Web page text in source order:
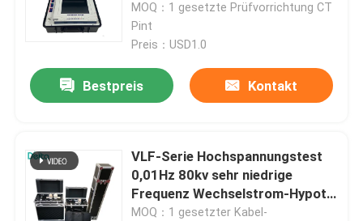
MOQ：1 gesetzte Prüfvorrichtung CT
Pint
Preis：USD1.0
Bestpreis Kontakt
VLF-Serie Hochspannungstest
0,01Hz 80kv sehr niedrige
Frequenz Wechselstrom-Hypot-
Tester
MOQ：1 gesetzter Kabel-